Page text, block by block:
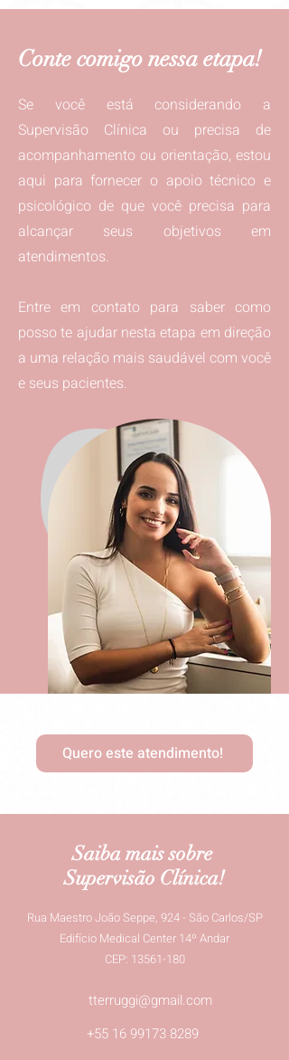
Conte comigo nessa etapa!
Se você está considerando a
Supervisão Clínica ou precisa de
acompanhamento ou orientação, estou
aqui para fornecer o apoio técnico e
psicológico de que você precisa para
alcançar seus objetivos em
atendimentos.
Entre em contato para saber como
posso te ajudar nesta etapa em direção
a uma relação mais saudável com você
e seus pacientes.
Quero este atendimento!
Saiba mais sobre
Supervisão Clínica!
Rua Maestro João Seppe, 924 - São Carlos/SP
Edifício Medical Center 14º Andar
CEP: 13561-180
tterruggi@gmail.com
+55 16 99173 8289